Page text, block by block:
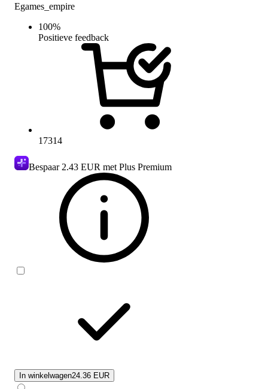
Egames_empire
100%
Positieve feedback
17314
Bespaar 2.43 EUR met Plus Premium
In winkelwagen24.36 EUR